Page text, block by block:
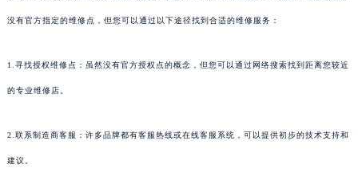
没有官方指定的维修点，但您可以通过以下途径找到合适的维修服务：
1.寻找授权维修点：虽然没有官方授权点的概念，但您可以通过网络搜索找到距离您较近
的专业维修店。
2.联系制造商客服：许多品牌都有客服热线或在线客服系统，可以提供初步的技术支持和
建议。